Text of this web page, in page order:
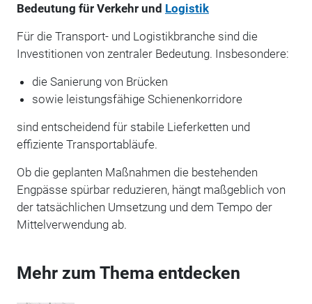
Bedeutung für Verkehr und Logistik
Für die Transport- und Logistikbranche sind die
Investitionen von zentraler Bedeutung. Insbesondere:
die Sanierung von Brücken
sowie leistungsfähige Schienenkorridore
sind entscheidend für stabile Lieferketten und
effiziente Transportabläufe.
Ob die geplanten Maßnahmen die bestehenden
Engpässe spürbar reduzieren, hängt maßgeblich von
der tatsächlichen Umsetzung und dem Tempo der
Mittelverwendung ab.
Mehr zum Thema entdecken